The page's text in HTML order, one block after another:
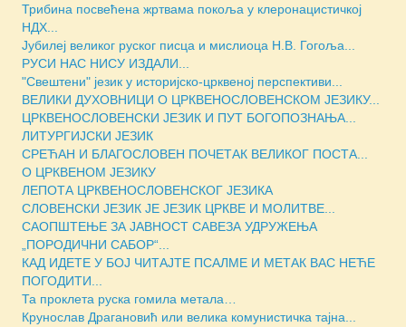
Трибина посвећена жртвама покоља у клеронацистичкој
НДХ...
Јубилеј великог руског писца и мислиоца Н.В. Гогоља...
РУСИ НАС НИСУ ИЗДАЛИ...
"Свештени" језик у историјско-црквеној перспективи...
ВЕЛИКИ ДУХОВНИЦИ О ЦРКВЕНОСЛОВЕНСКОМ ЈЕЗИКУ...
ЦРКВЕНОСЛОВЕНСКИ ЈЕЗИК И ПУТ БОГОПОЗНАЊА...
ЛИТУРГИЈСКИ ЈЕЗИК
СРЕЋАН И БЛАГОСЛОВЕН ПОЧЕТАК ВЕЛИКОГ ПОСТА...
О ЦРКВЕНОМ ЈЕЗИКУ
ЛЕПОТА ЦРКВЕНОСЛОВЕНСКОГ ЈЕЗИКА
СЛОВЕНСКИ ЈЕЗИК ЈЕ ЈЕЗИК ЦРКВЕ И МОЛИТВЕ...
САОПШТЕЊЕ ЗА ЈАВНОСТ САВЕЗА УДРУЖЕЊА
„ПОРОДИЧНИ САБОР“...
КАД ИДЕТЕ У БОЈ ЧИТАЈТЕ ПСАЛМЕ И МЕТАК ВАС НЕЋЕ
ПОГОДИТИ...
Та проклета руска гомила метала…
Крунослав Драгановић или велика комунистичка тајна...